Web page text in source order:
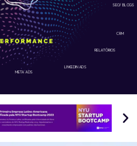
LINKEDIN ADS
META ADS
CRM
RELATÓRIOS
SEO/ BLOGS